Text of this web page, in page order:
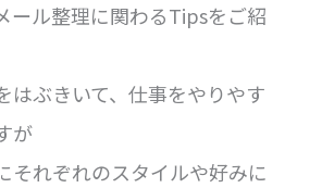
ール整理に関わるTipsをご紹
はぶきいて、仕事をやりやす
が
それぞれのスタイルや好みに